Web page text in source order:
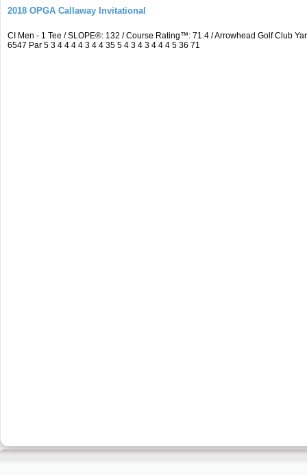
2018 OPGA Callaway Invitational
CI Men - 1 Tee / SLOPE®: 132 / Course Rating™: 71.4 / Arrowhead Golf Club
6547 Par 5 3 4 4 4 4 3 4 4 35 5 4 3 4 3 4 4 4 5 36 71